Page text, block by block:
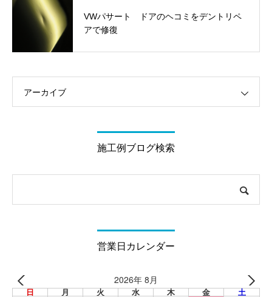
VWパサート ドアのヘコミをデントリペ
アで修復
アーカイブ
施工例ブログ検索
営業日カレンダー
2026年 8月
日 月 火 水 木 金 土